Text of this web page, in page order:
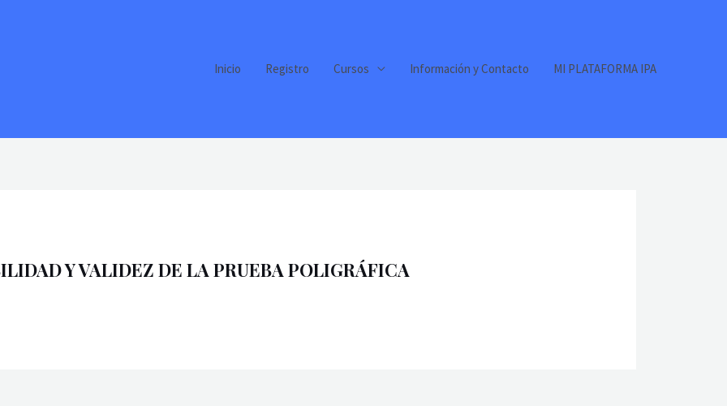
Inicio Registro Cursos Información y Contacto MI PLATAFORMA IPA
Y VALIDEZ DE LA PRUEBA POLIGRÁFICA